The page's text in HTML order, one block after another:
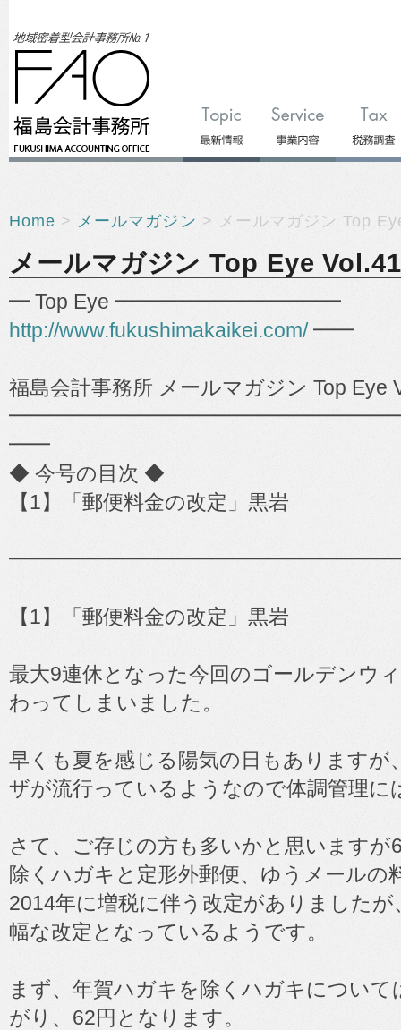
Home > メールマガジン > メールマガジン Top
メールマガジン Top Eye
━ Top Eye ━━━━━━━━━━━
http://www.fukushimakaikei.com/━━
福島会計事務所 メールマガジン Top Eye
━━
◆ 今号の目次 ◆
【1】「郵便料金の改定」黒岩
【1】「郵便料金の改定」黒岩
最大9連休となった今回のゴールデンウ
わってしまいました。
早くも夏を感じる陽気の日もありますが
ザが流行っているようなので体調管理に
さて、ご存じの方も多いかと思いますが
除くハガキと定形外郵便、ゆうメールの
2014年に増税に伴う改定がありました
幅な改定となっているようです。
まず、年賀ハガキを除くハガキについ
がり、62円となります。